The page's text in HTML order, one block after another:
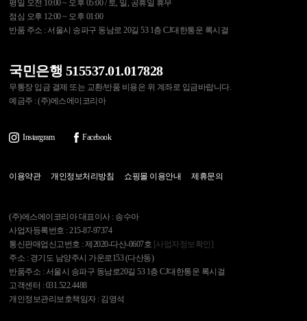
평일 오전 10:00 ~ 오후 05:00 / 토, 일, 공휴일 휴무
점심 오후 12:00 ~ 오후 01:00
반품 주소 : 서울시 송파구 동남로 20길 53 1층 CJ대한통운 록시걸
국민은행 515537.01.017828
무통장 입금 결제 또는 교환/반품 비용은 위 계좌로 입금바랍니다.
예금주 : (주)에스에이코리아
Instargram Facebook
이용약관 개인정보처리방침 쇼핑몰 이용안내 제휴문의
(주)에스에이코리아 대표이사 : 송수아
사업자등록번호 : 215-87-97374
통신판매업신고번호 : 제2020-다산-0607호 [사업자정보확인]
주소 : 경기도 남양주시 가운로153 (다산동)
반품주소 : 서울시 송파구 동남로20길 53 1층 CJ대한통운 록시걸
고객센터 : 031.522.4488
개인정보관리보호책임자 : 김영석